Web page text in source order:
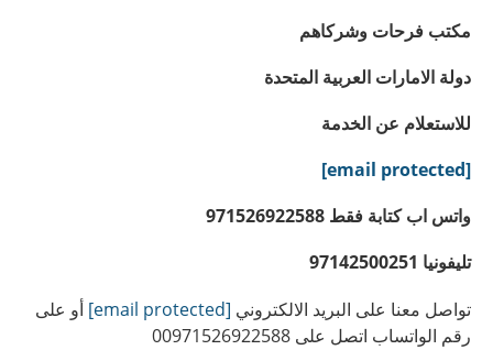
مكتب فرحات وشركاهم
دولة الامارات العربية المتحدة
للاستعلام عن الخدمة
[email protected]
واتس اب كتابة فقط 971526922588
تليفونيا 97142500251
تواصل معنا على البريد الالكتروني [email protected]
أو على
رقم الواتساب اتصل على 00971526922588